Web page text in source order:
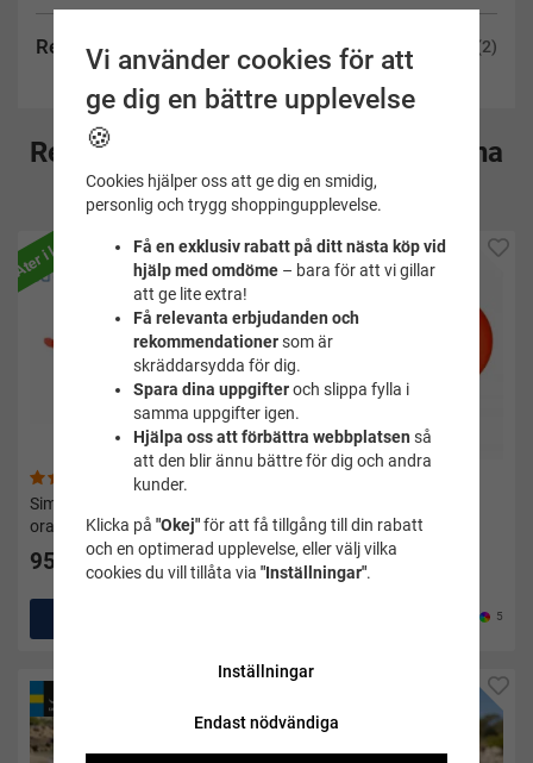
Recensioner (2)
Rekommenderade tillbehör till denna
produkt
(5)
Simglasögon barn Guppy
orange/gul 3-8 år - Malmsten
Åter i lager
95 kr
Aquarapid - Orange
132 kr 165 kr
5
Vi använder cookies för att
ge dig en bättre upplevelse
🍪
Cookies hjälper oss att ge dig en smidig,
personlig och trygg shoppingupplevelse.
Få en exklusiv rabatt på ditt nästa köp vid
hjälp med omdöme– bara för att vi gillar
att ge lite extra!
Få relevanta erbjudanden och
rekommendationersom är
skräddarsydda för dig.
Spara dina uppgifteroch slippa fylla i
samma uppgifter igen.
Hjälpa oss att förbättra webbplatsen så
att den blir ännu bättre för dig och andra
kunder.
Klicka på "Okej"för att få tillgång till din rabatt
och en optimerad upplevelse, eller välj vilka
cookies du vill tillåta via "Inställningar".
Inställningar
Endast nödvändiga